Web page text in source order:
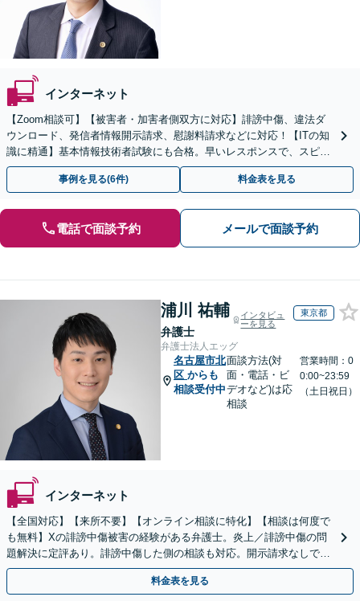
インターネット
【Zoom相談可】【被害者・加害者側双方に対応】誹謗中傷、違法ダ
ウンロード、発信者情報開示請求、慰謝料請求などに対応！【ITの知
識に精通】基本情報技術者試験にも合格。早いレスポンスで、スピー
ド感を持って対応します。【Torrentの相談◎】
事例を見る(6件) 料金表を見る
電話で面談予約 メールで面談予約
浦川 祐輔
弁護士
インタビュ
ーを見る
東京都
弁護士法人エッグ
名古屋市北
区 からも
相談受付中
面談方法(対
面・電話・ビ
デオなど)は応
相談
営業時間：0
0:00~23:59
（土日祝日）
インターネット
【全国対応】【来所不要】【オンライン相談に特化】【相談は何度で
も無料】Xの誹謗中傷被害の経験がある弁護士。炎上／誹謗中傷の問
題解決に定評あり。誹謗中傷した側の相談も対応。開示請求なしで本
人の特定ができる場合もあり。
料金表を見る